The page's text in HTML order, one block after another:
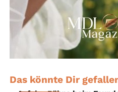
Das könnte Dir